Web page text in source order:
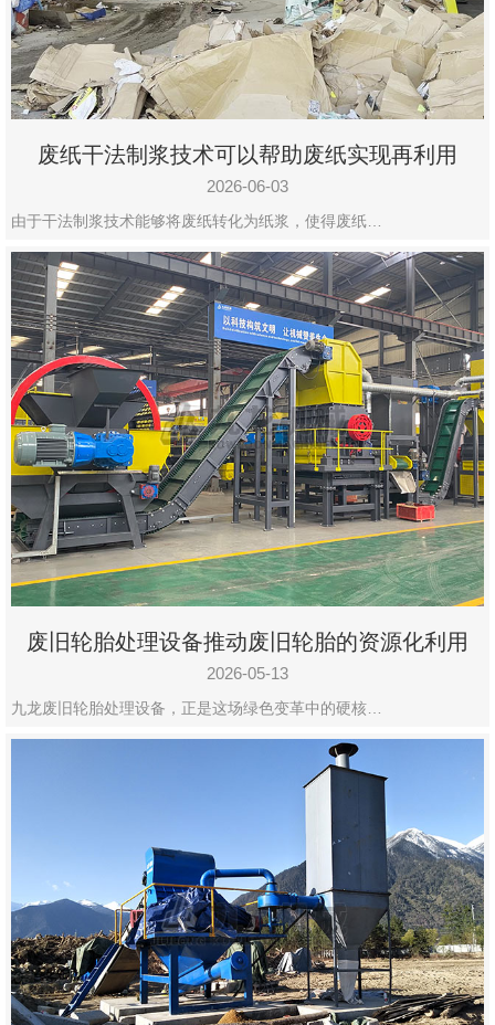
废纸干法制浆技术可以帮助废纸实现再利用
2026-06-03
由于干法制浆技术能够将废纸转化为纸浆，使得废纸…
废旧轮胎处理设备推动废旧轮胎的资源化利用
2026-05-13
九龙废旧轮胎处理设备，正是这场绿色变革中的硬核…